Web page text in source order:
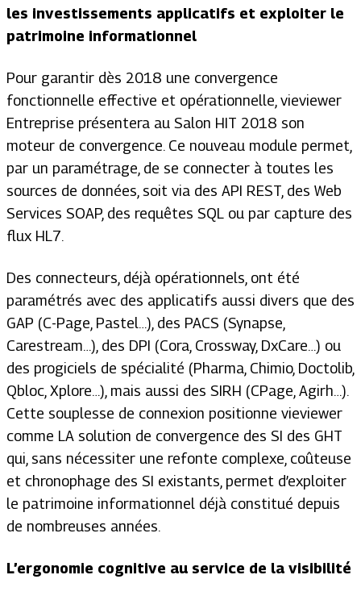
les investissements applicatifs et exploiter le
patrimoine informationnel
Pour garantir dès 2018 une convergence
fonctionnelle effective et opérationnelle, vieviewer
Entreprise présentera au Salon HIT 2018 son
moteur de convergence. Ce nouveau module permet,
par un paramétrage, de se connecter à toutes les
sources de données, soit via des API REST, des Web
Services SOAP, des requêtes SQL ou par capture des
flux HL7.
Des connecteurs, déjà opérationnels, ont été
paramétrés avec des applicatifs aussi divers que des
GAP (C-Page, Pastel…), des PACS (Synapse,
Carestream…), des DPI (Cora, Crossway, DxCare…) ou
des progiciels de spécialité (Pharma, Chimio, Doctolib,
Qbloc, Xplore…), mais aussi des SIRH (CPage, Agirh…).
Cette souplesse de connexion positionne vieviewer
comme LA solution de convergence des SI des GHT
qui, sans nécessiter une refonte complexe, coûteuse
et chronophage des SI existants, permet d’exploiter
le patrimoine informationnel déjà constitué depuis
de nombreuses années.
L’ergonomie cognitive au service de la visibilité